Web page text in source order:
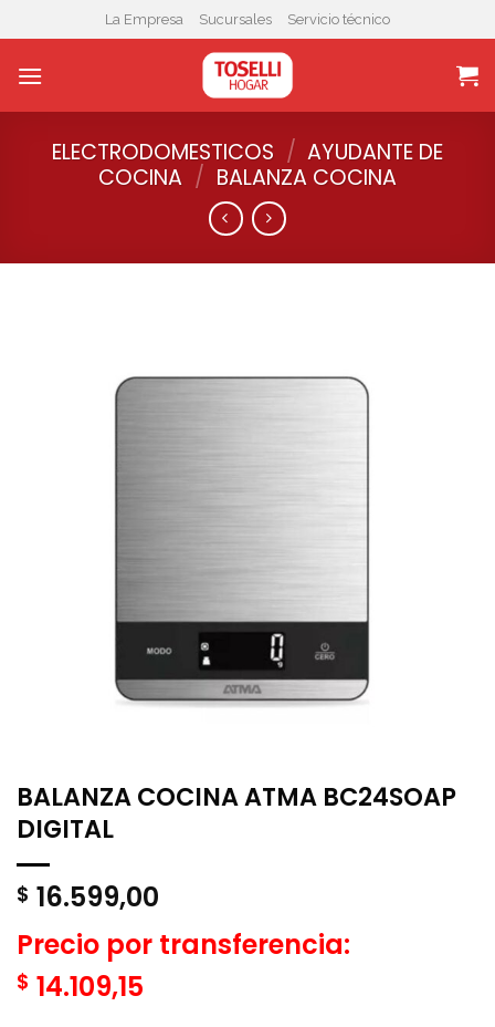
to
content
La Empresa Sucursales Servicio técnico
ELECTRODOMESTICOS / AYUDANTE DE
COCINA / BALANZA COCINA
BALANZA COCINA ATMA BC24SOAP
DIGITAL
$ 16.599,00
Precio por transferencia:
$ 14.109,15